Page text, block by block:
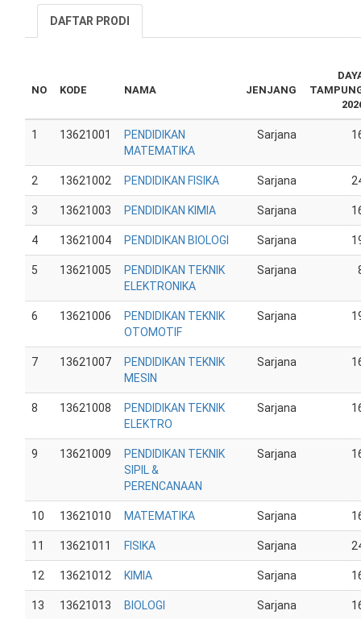
DAFTAR PRODI
NO KODE NAMA JENJANG
1 13621001
PENDIDIKAN
MATEMATIKA
Sarjana
2 13621002 PENDIDIKAN FISIKA Sarjana
3 13621003 PENDIDIKAN KIMIA Sarjana
4 13621004 PENDIDIKAN BIOLOGI Sarjana
5 13621005
PENDIDIKAN TEKNIK
ELEKTRONIKA
Sarjana
6 13621006
PENDIDIKAN TEKNIK
OTOMOTIF
Sarjana
7 13621007
PENDIDIKAN TEKNIK
MESIN
Sarjana
8 13621008
PENDIDIKAN TEKNIK
ELEKTRO
Sarjana
9 13621009
PENDIDIKAN TEKNIK
SIPIL &
PERENCANAAN
Sarjana
10 13621010 MATEMATIKA Sarjana
11 13621011 FISIKA Sarjana
12 13621012 KIMIA Sarjana
13 13621013 BIOLOGI Sarjana